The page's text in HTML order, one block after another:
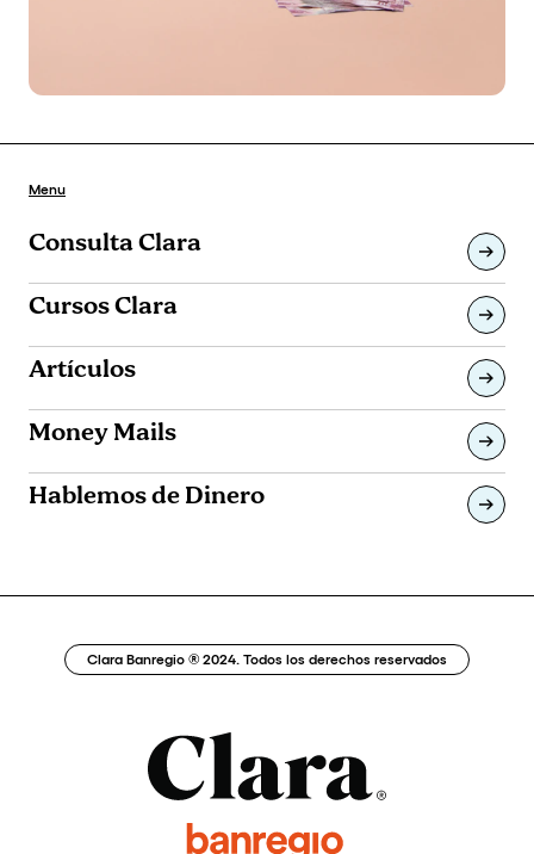
Menu
Consulta Clara
Cursos Clara
Artículos
Money Mails
Hablemos de Dinero
Clara Banregio ® 2024. Todos los derechos reservados